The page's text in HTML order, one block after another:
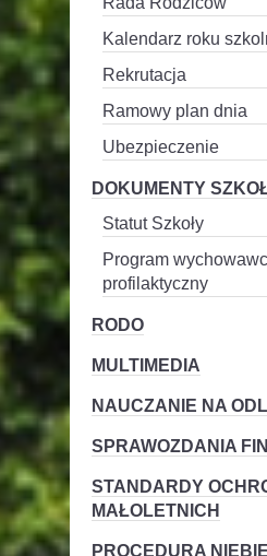
Kalendarz roku
Rekrutacja
Ramowy plan dnia
Ubezpieczenie
DOKUMENTY
Statut Szkoły
Program
profilaktyczny
RODO
MULTIMEDIA
NAUCZANIE NA
SPRAWOZDANIA
STANDARDY
MAŁOLETNICH
PROCEDURA